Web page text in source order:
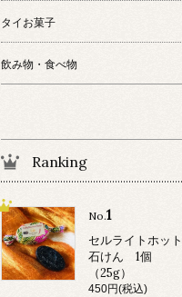
タイお菓子
飲み物・食べ物
Ranking
No.1
セルライトホット
石けん 1個
（25g）
450円(税込)